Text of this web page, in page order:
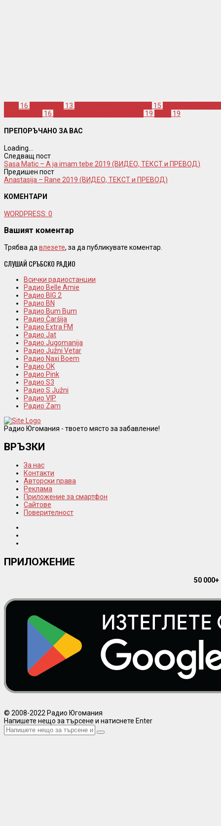
16 13 15
16 19 19
ПРЕПОРЪЧАНО ЗА ВАС
Loading...
Следващ пост
Sasa Matic – A ja imam tebe 2019 (ВИДЕО, ТЕКСТ и ПРЕВОД)
Предишен пост
Anastasija – Rane 2019 (ВИДЕО, ТЕКСТ и ПРЕВОД)
КОМЕНТАРИ
WORDPRESS: 0
Вашият коментар
Трябва да влезете, за да публикувате коментар.
СЛУШАЙ СРЪБСКО РАДИО
Всички радиостанции
Радио Belle Amie
Радио BIG 2
Радио BN
Радио Bum Bum
Радио Čaršija
Радио Extra FM
Радио Jat
Радио Jugomanija
Радио Južni Vetar
Радио Naxi Boem
Радио OK
Радио Pink
Радио S3
Радио S Južni
Радио VIP
Радио Zam
Радио Югомания - твоето място за забавление!
ВРЪЗКИ
За нас
Контакти
Авторски права
Реклама
Приложение за смартфон
Сайтове
Поверителност
ПРИЛОЖЕНИЕ
50
© 2008-2022 Радио Югомания
Напишете нещо за търсене и натиснете Enter